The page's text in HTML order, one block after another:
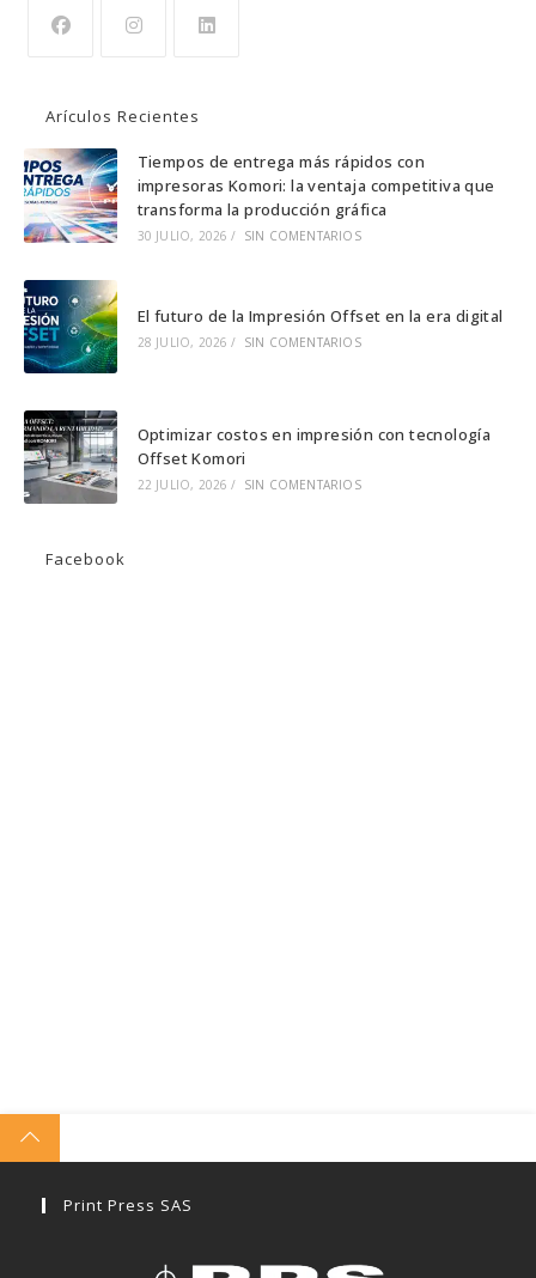
una
nueva
pestaña
una
nueva
pestaña
una
nueva
pestaña
Arículos Recientes
Tiempos de entrega más rápidos con
impresoras Komori: la ventaja competitiva que
transforma la producción gráfica
30 JULIO, 2026 / SIN COMENTARIOS
El futuro de la Impresión Offset en la era digital
28 JULIO, 2026 / SIN COMENTARIOS
Optimizar costos en impresión con tecnología
Offset Komori
22 JULIO, 2026 / SIN COMENTARIOS
Facebook
Print Press SAS